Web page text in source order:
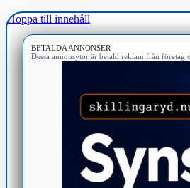
Hoppa till innehåll
BETALDA ANNONSER
Dessa annonsytor är betald reklam från företag